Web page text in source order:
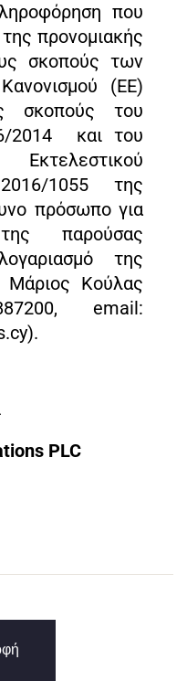
που
προνομιακής
σκοπούς των
(ΕΕ)
σκοπούς του
2014 και του
1055 της
πρόσωπο για
παρούσας
της
Μάριος Κούλας
email:
PLC